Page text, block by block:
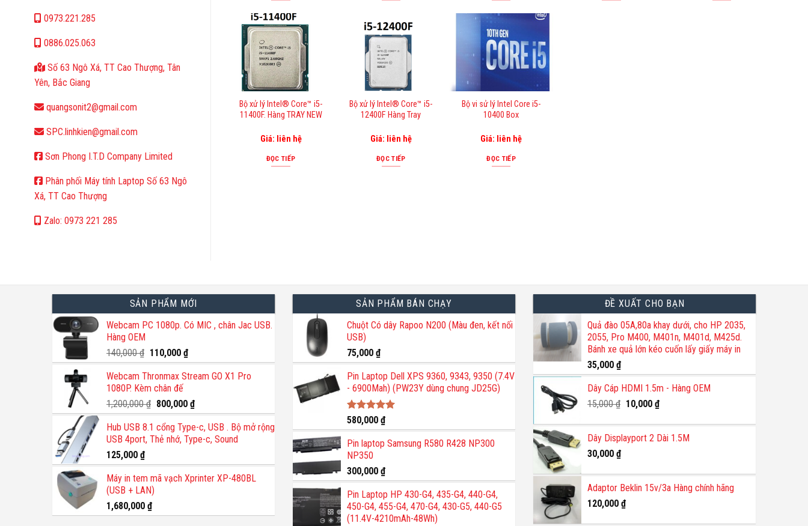
0973.221.285
0886.025.063
Số 63 Ngô Xá, TT Cao Thượng, Tân
Yên, Bắc Giang
quangsonit2@gmail.com
SPC.linhkien@gmail.com
Sơn Phong I.T.D Company Limited
Phân phối Máy tính Laptop Số 63 Ngô
Xá, TT Cao Thượng
Zalo: 0973 221 285
Bộ xử lý Intel® Core™ i5-
11400F. Hàng TRAY NEW
Giá: liên hệ
ĐỌC TIẾP
Bộ xử lý Intel® Core™ i5-
12400F Hàng Tray
Giá: liên hệ
ĐỌC TIẾP
Bộ vi sử lý Intel Core i5-
10400 Box
Giá: liên hệ
ĐỌC TIẾP
SẢN PHẨM MỚI
Webcam PC 1080p. Có MIC , chân Jac USB.
Hàng OEM
140,000₫ Giá
gốc
là:
140,000 ₫.
110,000 ₫Giá
hiện
tại
110,000 ₫.
Webcam Thronmax Stream GO X1 Pro
1080P. Kèm chân đế
1,200,000₫ Giá
gốc
là:
1,200,000 ₫.
800,000 ₫Giá
hiện
tại
là:
Hub USB 8.1 cổng Type-c, USB . Bộ mở rộng
USB 4port, Thẻ nhớ, Type-c, Sound
125,000 ₫
Máy in tem mã vạch Xprinter XP-480BL
(USB + LAN)
1,680,000 ₫
SẢN PHẨM BÁN CHẠY
Chuột Có dây Rapoo N200 (Màu đen, kết nối
USB)
75,000 ₫
Pin Laptop Dell XPS 9360, 9343, 9350 (7.4V
- 6900Mah) (PW23Y dùng chung JD25G)
Được xếp
hạng5.00
5 sao
580,000 ₫
Pin laptop Samsung R580 R428 NP300
NP350
300,000 ₫
Pin Laptop HP 430-G4, 435-G4, 440-G4,
450-G4, 455-G4, 470-G4, 430-G5, 440-G5
(11.4V-4210mAh-48Wh)
ĐỀ XUẤT CHO BẠN
Quả đào 05A,80a khay dưới, cho HP 2035,
2055, Pro M400, M401n, M401d, M425d.
Bánh xe quả lớn kéo cuốn lấy giấy máy in
35,000 ₫
Dây Cáp HDMI 1.5m - Hàng OEM
15,000₫ Giá
là:
15,000 ₫.
10,000 ₫Giá
tại
là:
Dây Displayport 2 Dài 1.5M
30,000 ₫
Adaptor Beklin 15v/3a Hàng chính hãng
120,000 ₫